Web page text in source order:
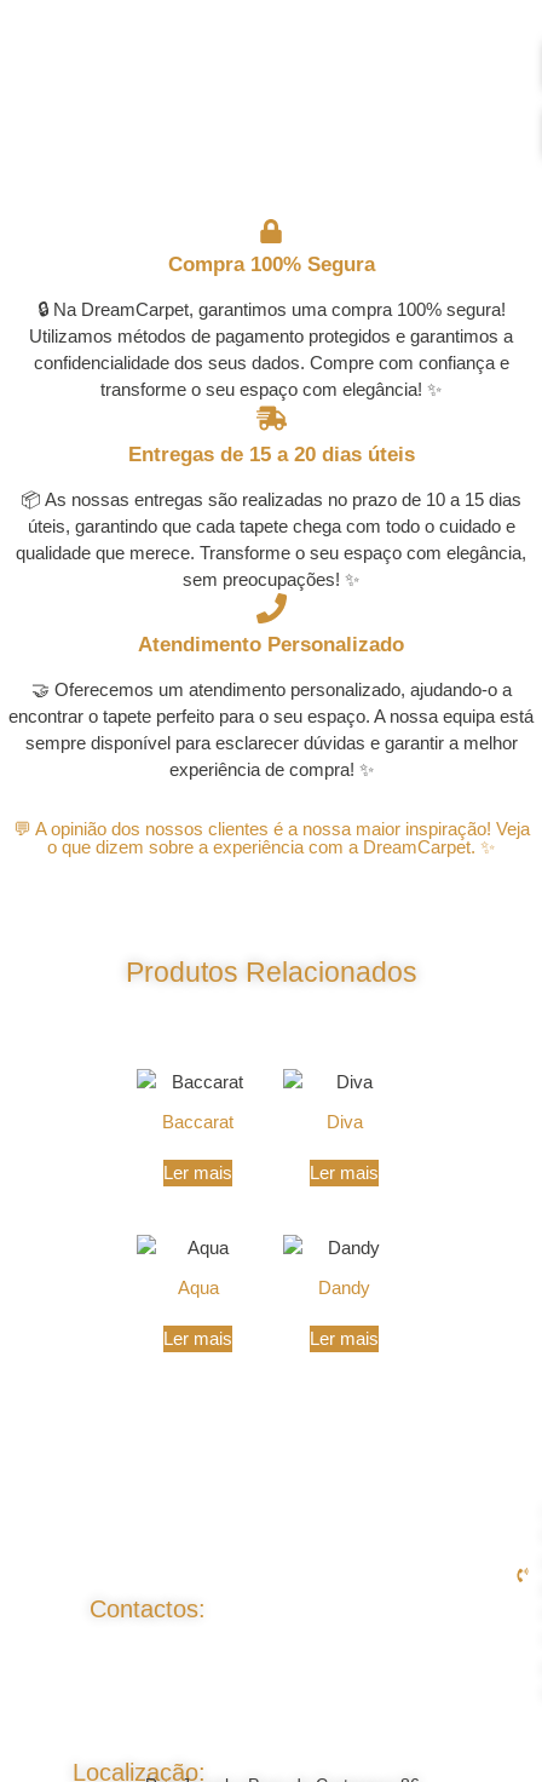
Compra 100% Segura
🔒 Na DreamCarpet, garantimos uma compra 100% segura!
Utilizamos métodos de pagamento protegidos e garantimos a
confidencialidade dos seus dados. Compre com confiança e
transforme o seu espaço com elegância! ✨
Entregas de 15 a 20 dias úteis
📦 As nossas entregas são realizadas no prazo de 10 a 15 dias
úteis, garantindo que cada tapete chega com todo o cuidado e
qualidade que merece. Transforme o seu espaço com elegância,
sem preocupações! ✨
Atendimento Personalizado
🤝 Oferecemos um atendimento personalizado, ajudando-o a
encontrar o tapete perfeito para o seu espaço. A nossa equipa está
sempre disponível para esclarecer dúvidas e garantir a melhor
experiência de compra! ✨
💬 A opinião dos nossos clientes é a nossa maior inspiração! Veja
o que dizem sobre a experiência com a DreamCarpet. ✨
Produtos Relacionados
Baccarat
Ler mais
Diva
Ler mais
Aqua
Ler mais
Dandy
Ler mais
Contactos:
Localização: